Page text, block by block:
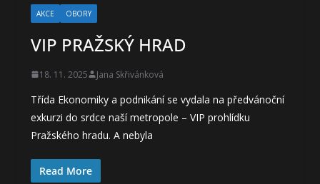
AKCE OBORY
VIP PRAŽSKÝ HRAD
18. 11. 2025 Jana Skřivánková
Třída Ekonomiky a podnikání se vydala na předvánoční
exkurzi do srdce naší metropole – VIP prohlídku
Pražského hradu. A nebyla
Read More